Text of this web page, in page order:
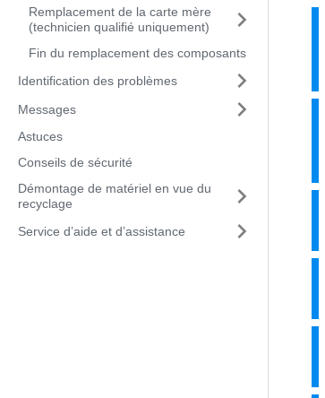
Remplacement de la carte mère
(technicien qualifié uniquement)
Fin du remplacement des composants
Identification des problèmes
Messages
Astuces
Conseils de sécurité
Démontage de matériel en vue du
recyclage
Service d’aide et d’assistance